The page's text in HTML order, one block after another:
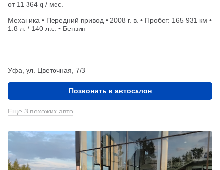
от 11 364 q / мес.
Механика • Передний привод • 2008 г. в. • Пробег: 165 931 км •
1.8 л. / 140 л.с. • Бензин
Уфа, ул. Цветочная, 7/3
Позвонить в автосалон
Еще 3 похожих авто